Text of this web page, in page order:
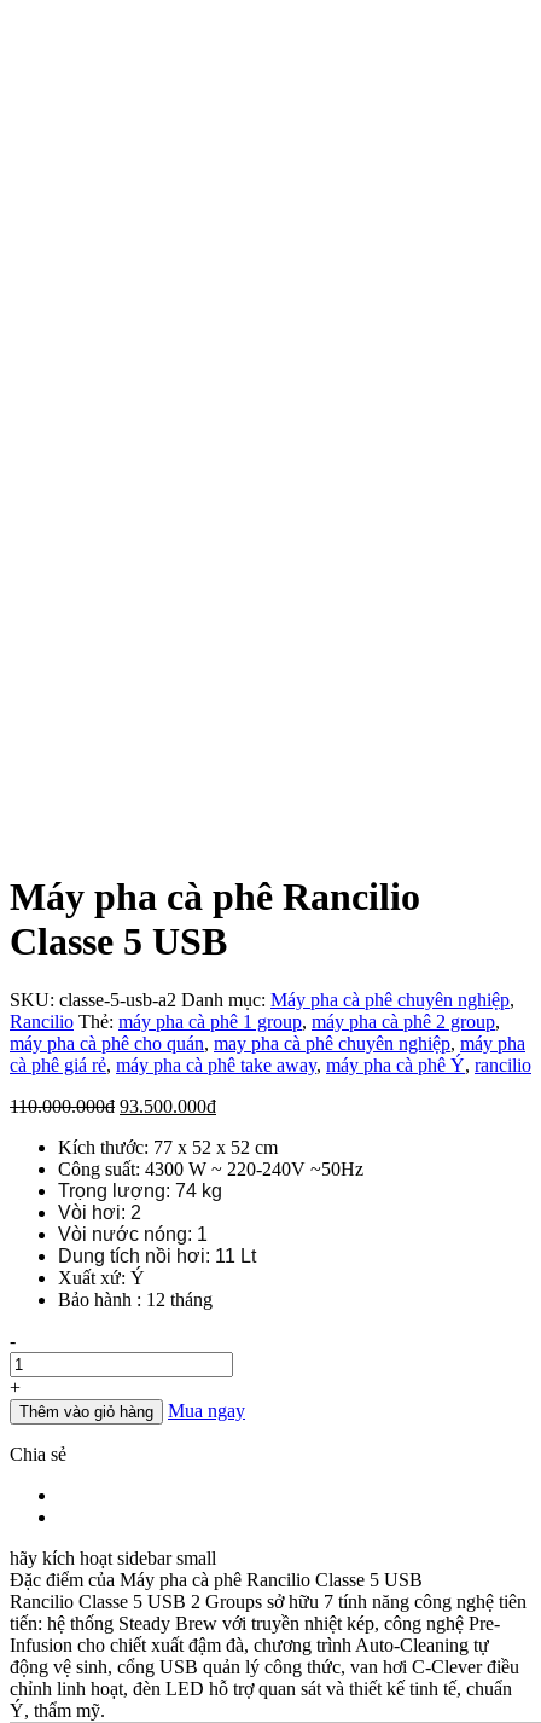
Máy pha cà phê Rancilio
Classe 5 USB
SKU: classe-5-usb-a2 Danh mục: Máy pha cà phê chuyên nghiệp,
Rancilio Thẻ: máy pha cà phê 1 group, máy pha cà phê 2 group,
máy pha cà phê cho quán, may pha cà phê chuyên nghiệp, máy pha
cà phê giá rẻ, máy pha cà phê take away, máy pha cà phê Ý, rancilio
110.000.000đ Giá
là:
110.000.000đ.
93.500.000đGiá
tại
là:
93.500.000đ.
Kích thước: 77 x 52 x 52 cm
Công suất: 4300 W ~ 220-240V ~50Hz
Trọng lượng: 74 kg
Vòi hơi: 2
Vòi nước nóng: 1
Dung tích nồi hơi: 11 Lt
Xuất xứ: Ý
Bảo hành : 12 tháng
Số
lượng
-
+
Thêm vào giỏ hàng Mua ngay
Chia sẻ
hãy kích hoạt sidebar small
Đặc điểm của Máy pha cà phê Rancilio Classe 5 USB
Rancilio Classe 5 USB 2 Groups sở hữu 7 tính năng công nghệ tiên
tiến: hệ thống Steady Brew với truyền nhiệt kép, công nghệ Pre-
Infusion cho chiết xuất đậm đà, chương trình Auto-Cleaning tự
động vệ sinh, cổng USB quản lý công thức, van hơi C-Clever điều
chỉnh linh hoạt, đèn LED hỗ trợ quan sát và thiết kế tinh tế, chuẩn
Ý, thẩm mỹ.